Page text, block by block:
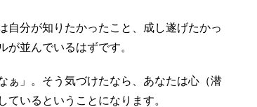
自分が知りたかったこと、成し遂げたかっ
が並んでいるはずです。
ぁ」。そう気づけたなら、あなたは心（潜
いるということになります。